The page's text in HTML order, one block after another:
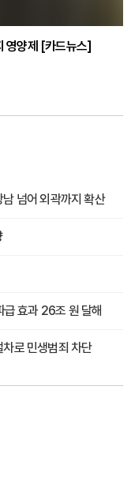
영양제 [카드뉴스]
넘어 외곽까지 확산
효과 26조 원 달해
로 민생범죄 차단